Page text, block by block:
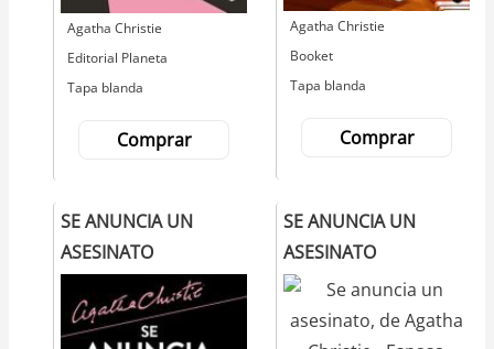
Autor
Agatha Christie
Editorial
Editorial Planeta
Tapa blanda
Comprar
Autor
Agatha Christie
Editorial
Booket
Tapa blanda
Comprar
SE ANUNCIA UN
ASESINATO
SE ANUNCIA UN
ASESINATO